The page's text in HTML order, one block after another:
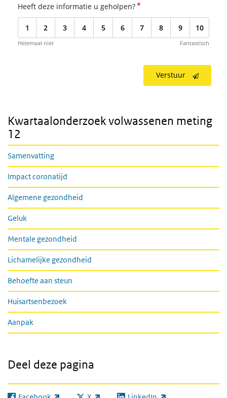
Heeft deze informatie u geholpen?*
1 2 3 4 5 6 7 8 9 10
Helemaal niet Fantastisch
Verstuur
Kwartaalonderzoek volwassenen meting
12
Samenvatting
Impact coronatijd
Algemene gezondheid
Geluk
Mentale gezondheid
Lichamelijke gezondheid
Behoefte aan steun
Huisartsenbezoek
Aanpak
Deel deze pagina